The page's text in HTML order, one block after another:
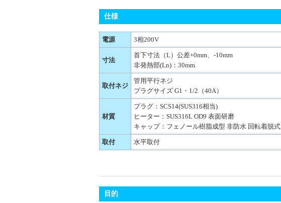
仕様
電源 3相200V
寸法
首下寸法（L）公差+0mm、-10mm
非発熱部(Ln)：30mm
取付ネジ
管用平行ネジ
プラグサイズ G1・1/2（40A）
材質
プラグ：SCS14(SUS316相当)
ヒーター：SUS316L OD9 表面研磨
キャップ：フェノール樹脂成型 非防水 回転着脱式
取付 水平取付
目的